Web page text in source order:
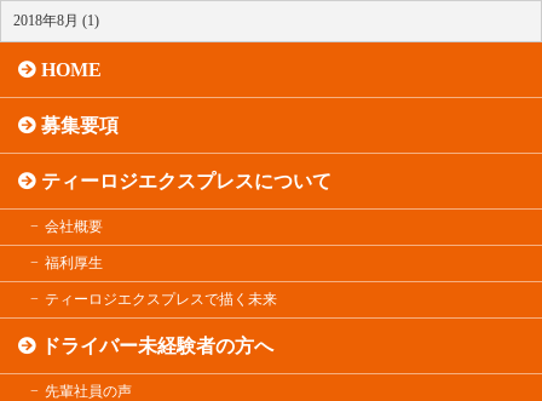
2018年8月 (1)
HOME
募集要項
ティーロジエクスプレスについて
会社概要
福利厚生
ティーロジエクスプレスで描く未来
ドライバー未経験者の方へ
先輩社員の声